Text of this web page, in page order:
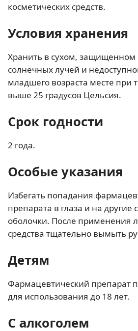
косметических средств.
Условия хранения
Хранить в сухом, защищенном
солнечных лучей и
младшего возраста месте при
выше 25 градусов Цельсия.
Срок годности
2 года.
Особые указания
Избегать попадания
препарата в глаза и на другие
оболочки. После применения
средства тщательно вымыть
Детям
Фармацевтический препарат
для использования до 18 лет.
С алкоголем